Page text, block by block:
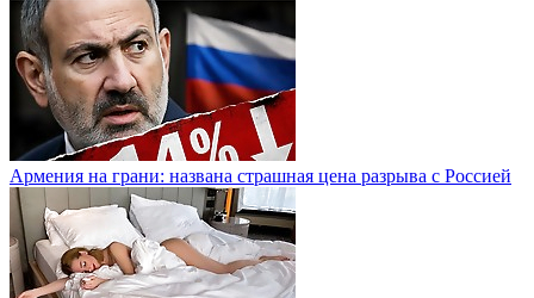
Армения на грани: названа страшная цена разрыва с Россией